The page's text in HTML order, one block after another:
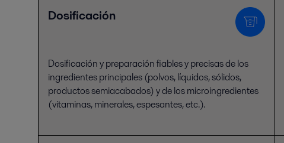
Dosificación
Dosificación y preparación fiables y precisas de los
ingredientes principales (polvos, líquidos, sólidos,
productos semiacabados) y de los microingredientes
(vitaminas, minerales, espesantes, etc.).